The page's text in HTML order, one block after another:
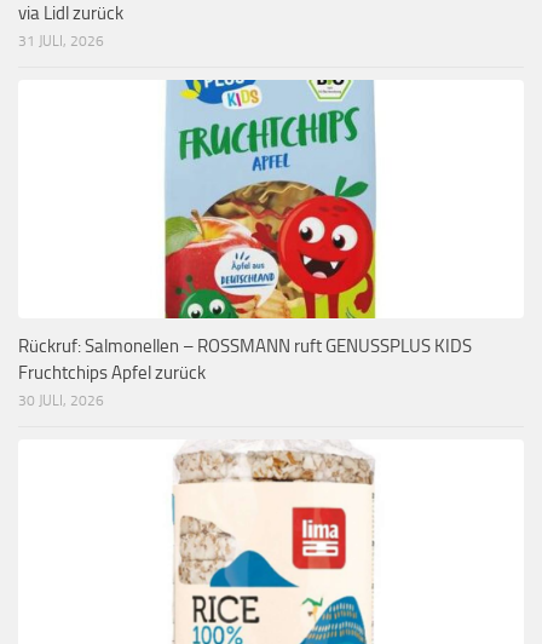
via Lidl zurück
31 JULI, 2026
Rückruf: Salmonellen – ROSSMANN ruft GENUSSPLUS KIDS
Fruchtchips Apfel zurück
30 JULI, 2026